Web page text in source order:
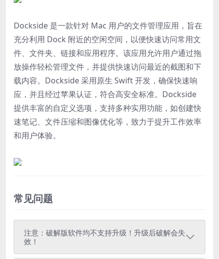
Dockside 是一款针对 Mac 用户的文件管理应用，旨在
充分利用 Dock 附近的空闲空间，以便快速访问常用文
件、文件夹、链接和应用程序。该应用允许用户通过拖
放操作轻松管理文件，并提供快速访问最近的截图和下
载内容。Dockside 采用原生 Swift 开发，确保快速响
应，并且经过苹果认证，符合高安全标准。Dockside
提供丰富的自定义选项，支持多种实用功能，如创建快
速笔记、文件压缩和图像优化等，致力于提升工作效率
和用户体验。
常见问题
注意：破解版软件均不支持升级！升级后破解会失
效！